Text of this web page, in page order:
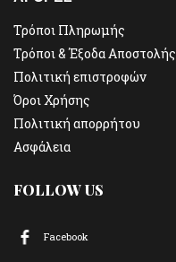
Τρόποι Πληρωμής
Τρόποι & Έξοδα Αποστολής
Πολιτική επιστροφών
Όροι Χρήσης
Πολιτική απορρήτου
Ασφάλεια
FOLLOW US
Facebook